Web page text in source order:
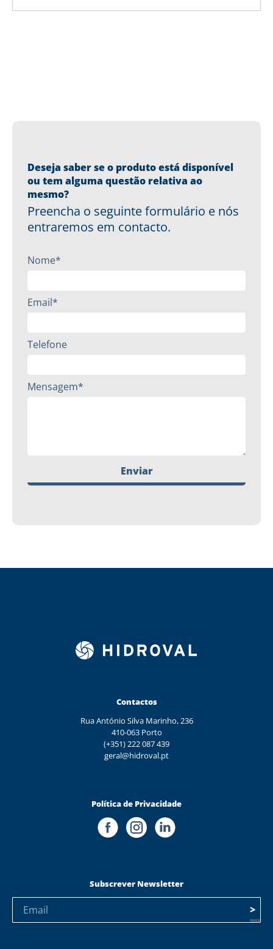
Deseja saber se o produto está disponível
ou tem alguma questão relativa ao
mesmo?
Preencha o seguinte formulário e nós
entraremos em contacto.
Nome*
Email*
Telefone
Mensagem*
Enviar
Contactos
Rua António Silva Marinho, 236
410-063 Porto
(+351) 222 087 439
geral@hidroval.pt
Política de Privacidade
Subscrever Newsletter
>